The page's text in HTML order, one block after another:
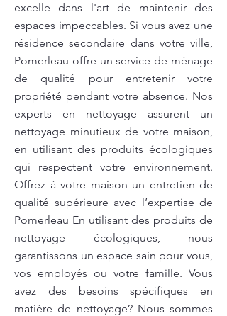
excelle dans l'art de maintenir des
espaces impeccables. Si vous avez une
résidence secondaire dans votre ville,
Pomerleau offre un service de ménage
de qualité pour entretenir votre
propriété pendant votre absence. Nos
experts en nettoyage assurent un
nettoyage minutieux de votre maison,
en utilisant des produits écologiques
qui respectent votre environnement.
Offrez à votre maison un entretien de
qualité supérieure avec l’expertise de
Pomerleau En utilisant des produits de
nettoyage écologiques, nous
garantissons un espace sain pour vous,
vos employés ou votre famille. Vous
avez des besoins spécifiques en
matière de nettoyage? Nous sommes